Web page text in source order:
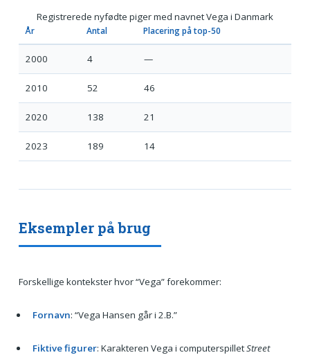
Registrerede nyfødte piger med navnet Vega i Danmark
År Antal Placering på top-50
2000 4 —
2010 52 46
2020 138 21
2023 189 14
Eksempler på brug
Forskellige kontekster hvor “Vega” forekommer:
Fornavn: “Vega Hansen går i 2.B.”
Fiktive figurer: Karakteren Vega i computerspilletStreet